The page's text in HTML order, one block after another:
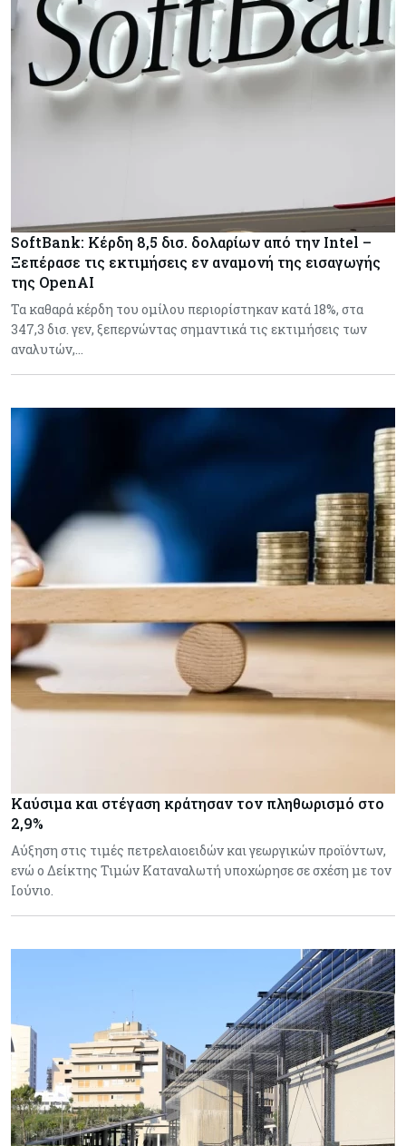
SoftBank: Κέρδη 8,5 δισ. δολαρίων από την Intel –
Ξεπέρασε τις εκτιμήσεις εν αναμονή της εισαγωγής
της OpenAI
Τα καθαρά κέρδη του ομίλου περιορίστηκαν κατά 18%, στα
347,3 δισ. γεν, ξεπερνώντας σημαντικά τις εκτιμήσεις των
αναλυτών,…
Καύσιμα και στέγαση κράτησαν τον πληθωρισμό στο
2,9%
Αύξηση στις τιμές πετρελαιοειδών και γεωργικών προϊόντων,
ενώ ο Δείκτης Τιμών Καταναλωτή υποχώρησε σε σχέση με τον
Ιούνιο.